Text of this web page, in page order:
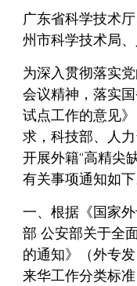
广东省科学技术
州市科学技术局
为深入贯彻落实
会议精神，落实
试点工作的意见
求，科技部、人
开展外籍“高精尖
有关事项通知如下
一、根据《国家
部 公安部关于全
的通知》（外专
来华工作分类标